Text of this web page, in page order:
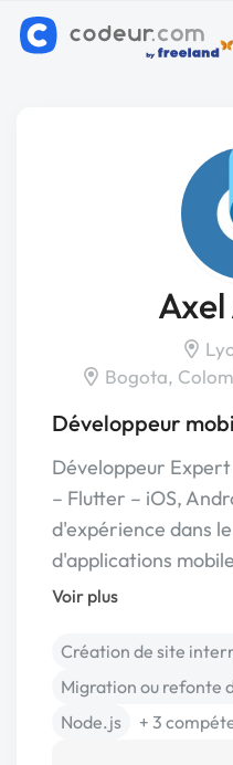
Bogota,
Développeur
Développeur
– Flutter – iOS,
d'expérience dans
d'applications
Voir plus
Création de site
Migration ou refonte
Node.js
+ 3